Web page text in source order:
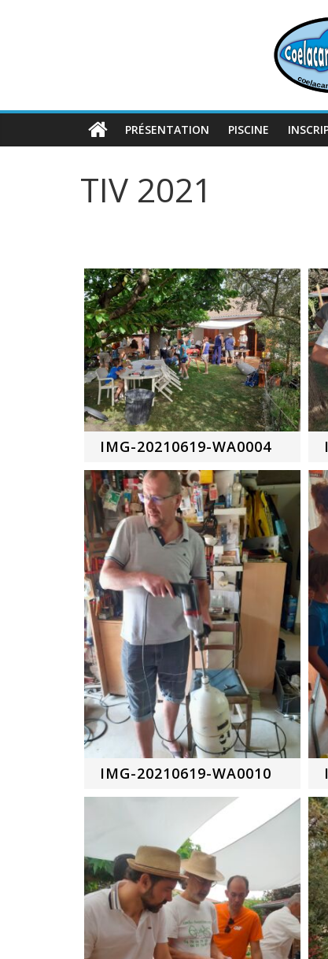
PRÉSENTATION PISCINE
TIV 2021
IMG-20210619-WA0004
IMG-20210619-WA0010